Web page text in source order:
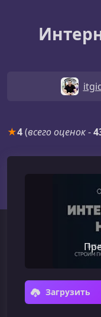
★4(всего оценок-
Загрузить